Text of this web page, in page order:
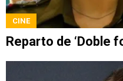
CINE
Reparto de ‘Doble